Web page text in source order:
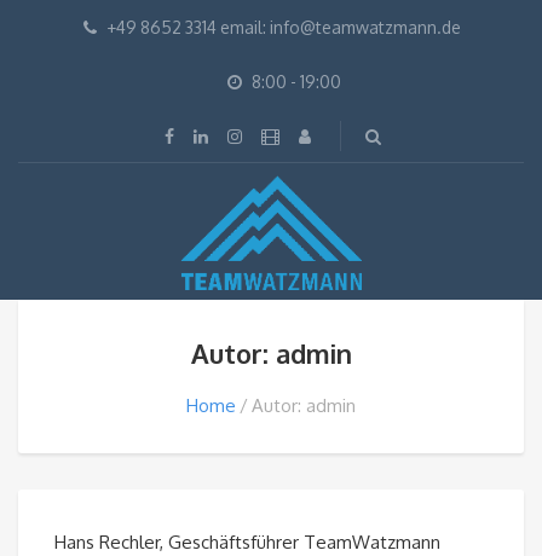
+49 8652 3314 email: info@teamwatzmann.de
8:00 - 19:00
Autor: admin
Home Autor: admin
Hans Rechler, Geschäftsführer TeamWatzmann